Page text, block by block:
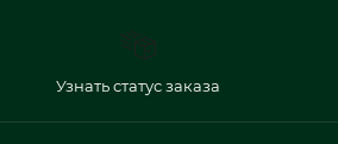
Узнать статус заказа